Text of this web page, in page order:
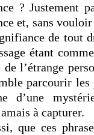
? Justement
et, sans
de tout
étant
l’étrange
parcourir les
d’une
à capturer.
que ces